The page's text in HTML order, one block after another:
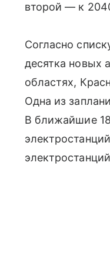
второй — к
Согласно
десятка новых
областях,
Одна из
В ближайшие